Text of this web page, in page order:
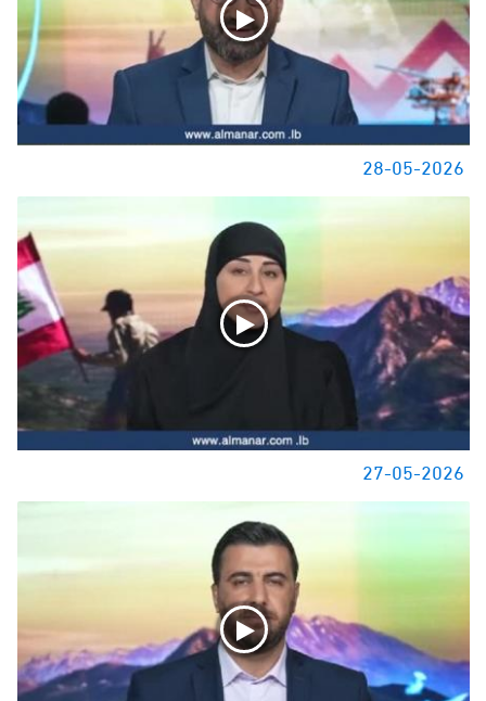
28-05-2026
27-05-2026